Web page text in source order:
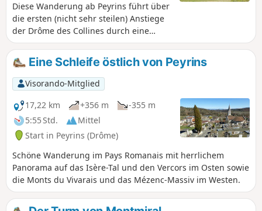
Diese Wanderung ab Peyrins führt über
die ersten (nicht sehr steilen) Anstiege
der Drôme des Collines durch eine
abwechslungsreiche Landschaft und
bietet den Wanderern aufgrund des
Reliefs schöne Ausblicke auf den
Westen und dann auf den Osten der
Region.
Eine Schleife östlich von Peyrins
Visorando-Mitglied
17,22 km
+356 m
-355 m
5:55 Std.
Mittel
Start in Peyrins (Drôme)
Schöne Wanderung im Pays Romanais mit herrlichem
Panorama auf das Isère-Tal und den Vercors im Osten sowie
die Monts du Vivarais und das Mézenc-Massiv im Westen.